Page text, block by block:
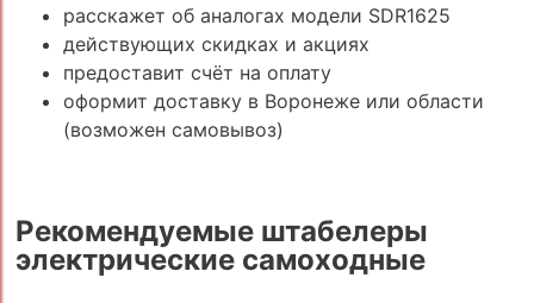
расскажет об аналогах модели SDR1625
действующих скидках и акциях
предоставит счёт на оплату
оформит доставку в Воронеже или области
(возможен самовывоз)
Рекомендуемые штабелеры
электрические самоходные